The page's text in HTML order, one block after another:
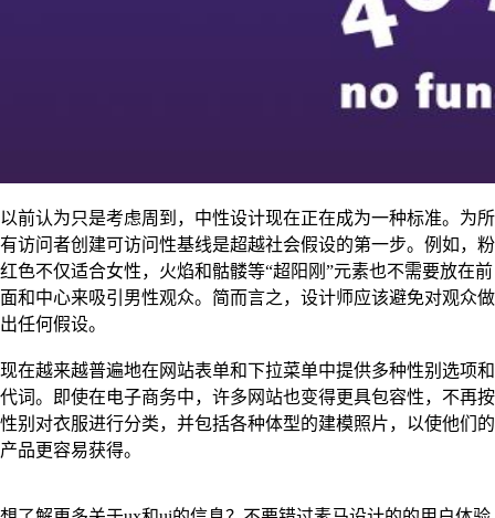
以前认为只是考虑周到，中性设计现在正在成为一种标准。为所
有访问者创建可访问性基线是超越社会假设的第一步。例如，粉
红色不仅适合女性，火焰和骷髅等“超阳刚”元素也不需要放在前
面和中心来吸引男性观众。简而言之，设计师应该避免对观众做
出任何假设。
现在越来越普遍地在网站表单和下拉菜单中提供多种性别选项和
代词。即使在电子商务中，许多网站也变得更具包容性，不再按
性别对衣服进行分类，并包括各种体型的建模照片，以使他们的
产品更容易获得。